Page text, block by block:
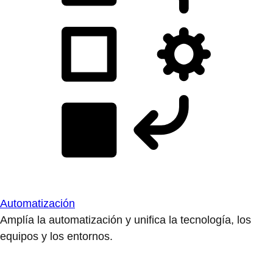
Automatización
Amplía la automatización y unifica la tecnología, los
equipos y los entornos.